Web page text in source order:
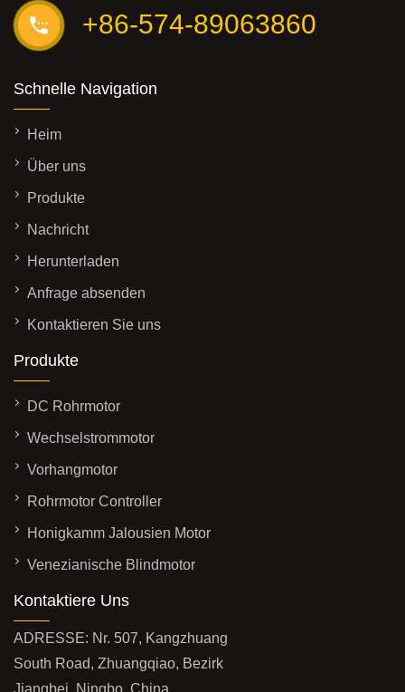
+86-574-89063860
Schnelle Navigation
Heim
Über uns
Produkte
Nachricht
Herunterladen
Anfrage absenden
Kontaktieren Sie uns
Produkte
DC Rohrmotor
Wechselstrommotor
Vorhangmotor
Rohrmotor Controller
Honigkamm Jalousien Motor
Venezianische Blindmotor
Kontaktiere Uns
ADRESSE: Nr. 507, Kangzhuang
South Road, Zhuangqiao, Bezirk
Jiangbei, Ningbo, China